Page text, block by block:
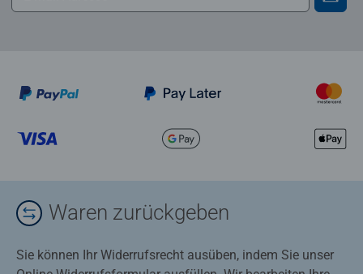
Waren zurückgeben
Sie können Ihr Widerrufsrecht ausüben, indem Sie unser